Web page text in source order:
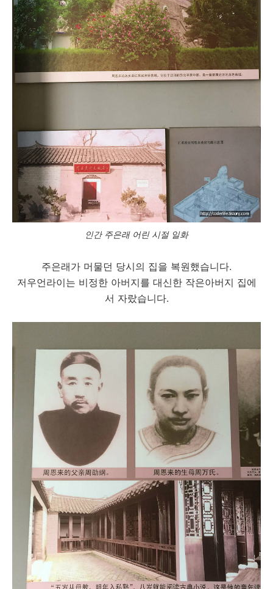
인간 주은래 어린 시절 일화
주은래가 머물던 당시의 집을 복원했습니다.
저우언라이는 비정한 아버지를 대신한 작은아버지 집에
서 자랐습니다.